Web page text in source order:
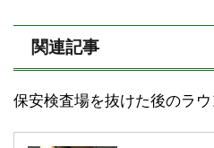
関連記事
保安検査場を抜けた後のラ